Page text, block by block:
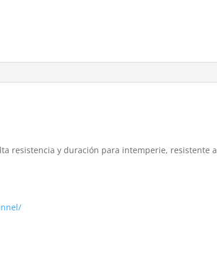
resistencia y duración para intemperie, resistente